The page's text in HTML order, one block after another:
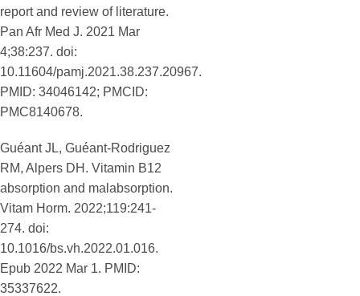
report and review of literature.
Pan Afr Med J. 2021 Mar
4;38:237. doi:
10.11604/pamj.2021.38.237.20967.
PMID: 34046142; PMCID:
PMC8140678.
Guéant JL, Guéant-Rodriguez
RM, Alpers DH. Vitamin B12
absorption and malabsorption.
Vitam Horm. 2022;119:241-
274. doi:
10.1016/bs.vh.2022.01.016.
Epub 2022 Mar 1. PMID:
35337622.